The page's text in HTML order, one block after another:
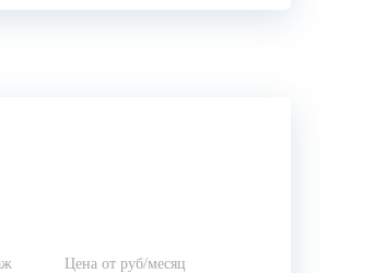
Цена от руб/месяц